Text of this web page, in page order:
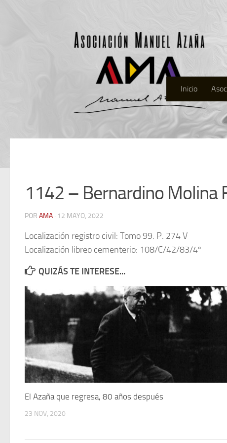
Inicio
1142 – Bernardino Molina
POR AMA · 12 MAYO, 2022
Localización registro civil: Tomo 99. P. 274 V
Localización libreo cementerio: 108/C/42/83/4º
QUIZÁS TE INTERESE...
El Azaña que regresa, 80 años después
23 NOV, 2020